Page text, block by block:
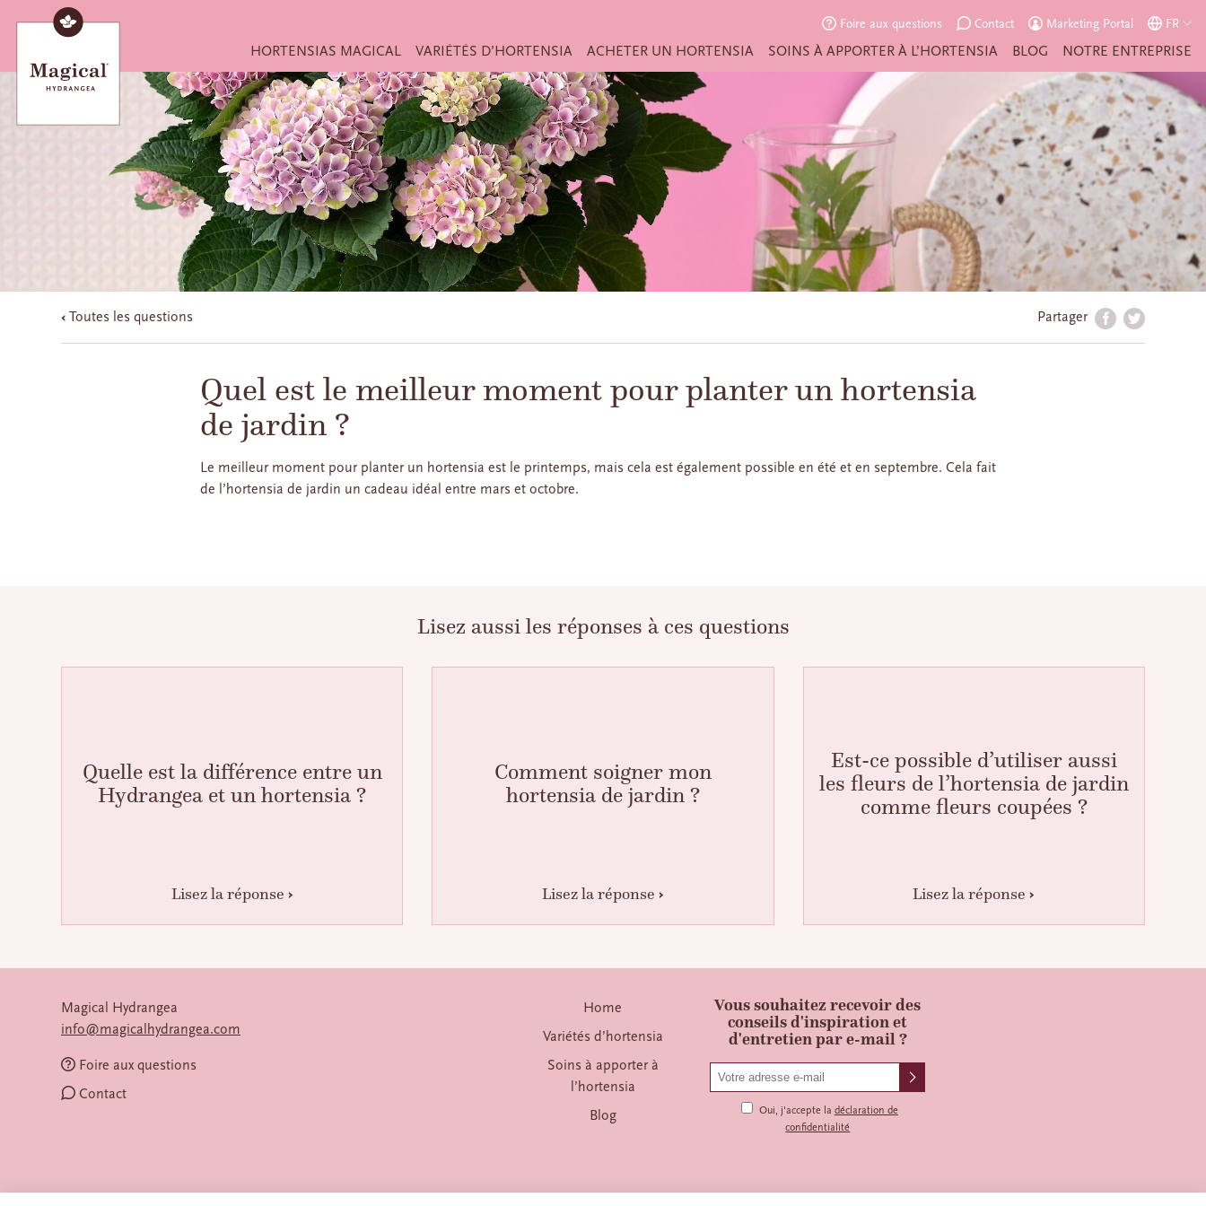
HORTENSIAS MAGICAL VARIÉTÉS D’HORTENSIA ACHETER UN HORTENSIA SOINS À APPORTER À L’HORTENSIA BLOG NOTRE ENTREPRISE
Foire aux questions Contact Marketing Portal FR
Toutes les questions Partager
Quel est le meilleur moment pour planter un hortensia
de jardin ?
Le meilleur moment pour planter un hortensia est le printemps, mais cela est également possible en été et en septembre. Cela fait
de l’hortensia de jardin un cadeau idéal entre mars et octobre.
Lisez aussi les réponses à ces questions
Quelle est la différence entre un
Hydrangea et un hortensia ?
Lisez la réponse
Comment soigner mon
hortensia de jardin ?
Lisez la réponse
Est-ce possible d’utiliser aussi
les fleurs de l’hortensia de jardin
comme fleurs coupées ?
Lisez la réponse
Vous souhaitez recevoir des
conseils d'inspiration et
d'entretien par e-mail ?
Oui, j'accepte la déclaration de
confidentialité
Home
Variétés d’hortensia
Soins à apporter à
l’hortensia
Blog
Magical Hydrangea
info@magicalhydrangea.com
Foire aux questions
Contact